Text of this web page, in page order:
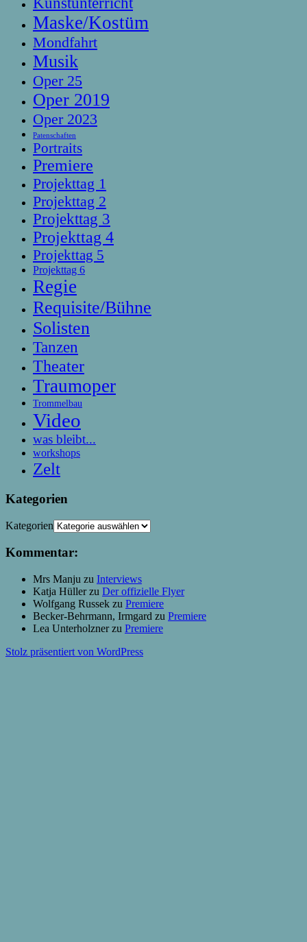
Maske/Kostüm
Mondfahrt
Musik
Oper 25
Oper 2019
Oper 2023
Patenschaften
Portraits
Premiere
Projekttag 1
Projekttag 2
Projekttag 3
Projekttag 4
Projekttag 5
Projekttag 6
Regie
Requisite/Bühne
Solisten
Tanzen
Theater
Traumoper
Trommelbau
Video
was bleibt...
workshops
Zelt
Kategorien
Kategorien
Kommentar:
Mrs Manju zu Interviews
Katja Hüllerzu Der offizielle Flyer
Wolfgang Russek zu Premiere
Becker-Behrmann, Irmgard zu Premiere
Lea Unterholznerzu Premiere
Stolz präsentiert von WordPress